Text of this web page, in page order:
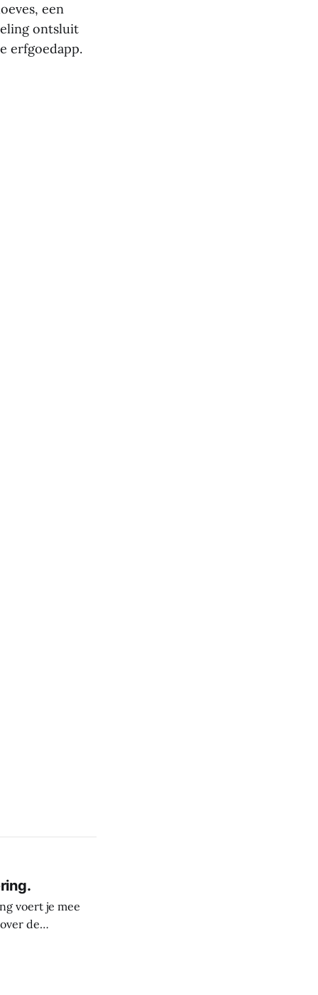
een
ontsluit
erfgoedapp.
voert je mee
de
plekken in